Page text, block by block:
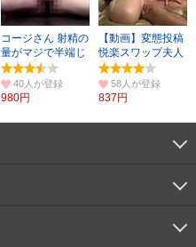
コージさん 射精の
量がマジで半端じ
ゃない！ガテン系
40人
980円
【動画】変態投稿
悦楽スワップ夫人
PART3
58人
837円